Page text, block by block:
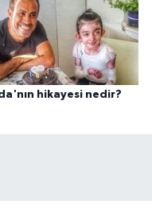
hikayesi nedir?